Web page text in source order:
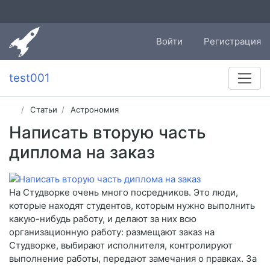
Войти Регистрация
test001
Статьи Астрономия
Написать вторую часть
диплома на заказ
На Студворке очень много посредников. Это люди,
которые находят студентов, которым нужно выполнить
какую-нибудь работу, и делают за них всю
организационную работу: размещают заказ на
Студворке, выбирают исполнителя, контролируют
выполнение работы, передают замечания о правках. За